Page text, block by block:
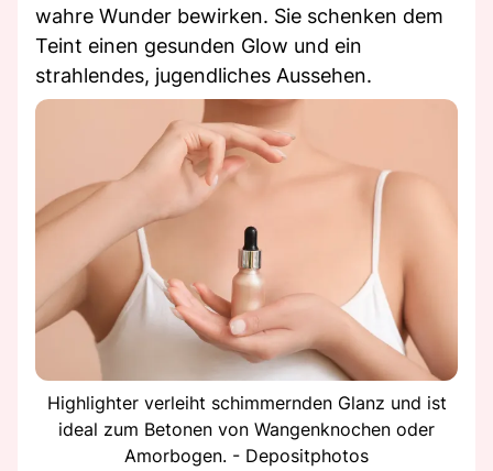
wahre Wunder bewirken. Sie schenken dem
Teint einen gesunden Glow und ein
strahlendes, jugendliches Aussehen.
Highlighter verleiht schimmernden Glanz und ist
ideal zum Betonen von Wangenknochen oder
Amorbogen. - Depositphotos